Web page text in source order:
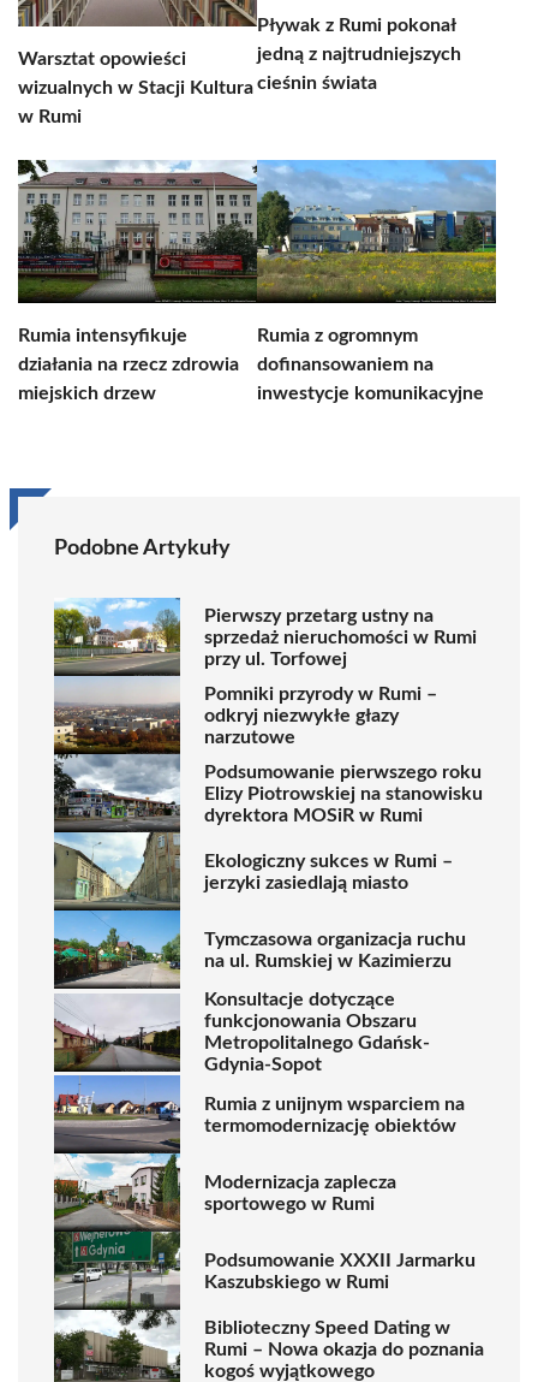
Warsztat opowieści
wizualnych w Stacji Kultura
w Rumi
Pływak z Rumi pokonał
jedną z najtrudniejszych
cieśnin świata
Rumia intensyfikuje
działania na rzecz zdrowia
miejskich drzew
Rumia z ogromnym
dofinansowaniem na
inwestycje komunikacyjne
Podobne Artykuły
Pierwszy przetarg ustny na
sprzedaż nieruchomości w Rumi
przy ul. Torfowej
Pomniki przyrody w Rumi –
odkryj niezwykłe głazy
narzutowe
Podsumowanie pierwszego roku
Elizy Piotrowskiej na stanowisku
dyrektora MOSiR w Rumi
Ekologiczny sukces w Rumi –
jerzyki zasiedlają miasto
Tymczasowa organizacja ruchu
na ul. Rumskiej w Kazimierzu
Konsultacje dotyczące
funkcjonowania Obszaru
Metropolitalnego Gdańsk-
Gdynia-Sopot
Rumia z unijnym wsparciem na
termomodernizację obiektów
Modernizacja zaplecza
sportowego w Rumi
Podsumowanie XXXII Jarmarku
Kaszubskiego w Rumi
Biblioteczny Speed Dating w
Rumi – Nowa okazja do poznania
kogoś wyjątkowego